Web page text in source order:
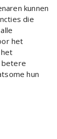
kunnen
die
het
betere
hun